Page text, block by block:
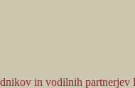
in vodilnih partnerjev